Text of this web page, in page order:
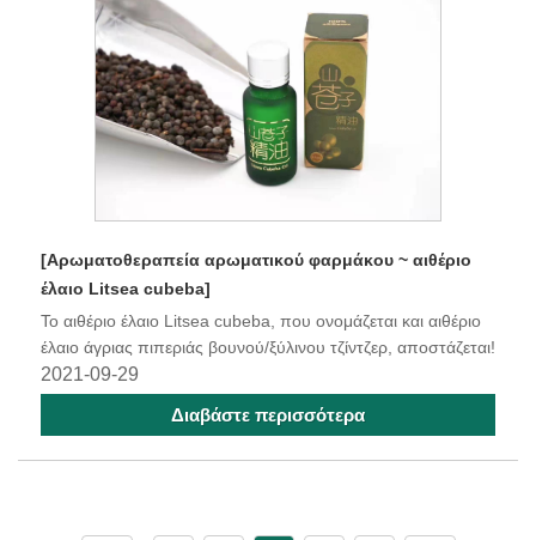
[Αρωματοθεραπεία αρωματικού φαρμάκου ~ αιθέριο
έλαιο Litsea cubeba]
Το αιθέριο έλαιο Litsea cubeba, που ονομάζεται και αιθέριο
έλαιο άγριας πιπεριάς βουνού/ξύλινου τζίντζερ, αποστάζεται!
2021-09-29
Διαβάστε περισσότερα